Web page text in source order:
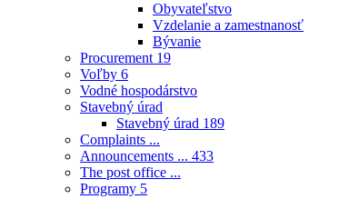
Obyvateľstvo
Vzdelanie a zamestnanosť
Bývanie
Procurement 19
Voľby 6
Vodné hospodárstvo
Stavebný úrad
Stavebný úrad 189
Complaints ...
Announcements ... 433
The post office ...
Programy 5